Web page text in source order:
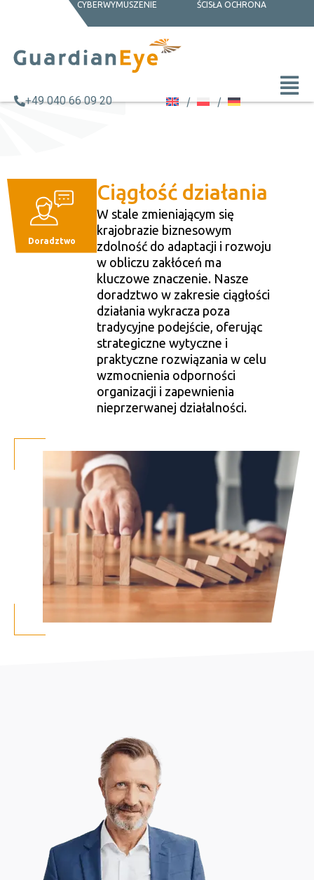
CYBERWYMUSZENIE ŚCISŁA OCHRONA
+49 040 66 09 20
Doradztwo
Ciągłość działania
W stale zmieniającym się
krajobrazie biznesowym
zdolność do adaptacji i rozwoju
w obliczu zakłóceń ma
kluczowe znaczenie. Nasze
doradztwo w zakresie ciągłości
działania wykracza poza
tradycyjne podejście, oferując
strategiczne wytyczne i
praktyczne rozwiązania w celu
wzmocnienia odporności
organizacji i zapewnienia
nieprzerwanej działalności.